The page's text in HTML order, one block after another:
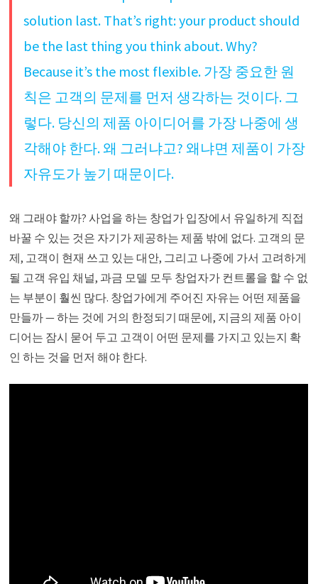
solution last. That’s right: your product should
be the last thing you think about. Why?
Because it’s the most flexible. 가장 중요한 원
칙은 고객의 문제를 먼저 생각하는 것이다. 그
렇다. 당신의 제품 아이디어를 가장 나중에 생
각해야 한다. 왜 그러냐고? 왜냐면 제품이 가장
자유도가 높기 때문이다.
왜 그래야 할까? 사업을 하는 창업가 입장에서 유일하게 직접
바꿀 수 있는 것은 자기가 제공하는 제품 밖에 없다. 고객의 문
제, 고객이 현재 쓰고 있는 대안, 그리고 나중에 가서 고려하게
될 고객 유입 채널, 과금 모델 모두 창업자가 컨트롤을 할 수 없
는 부분이 훨씬 많다. 창업가에게 주어진 자유는 어떤 제품을
만들까 — 하는 것에 거의 한정되기 때문에, 지금의 제품 아이
디어는 잠시 묻어 두고 고객이 어떤 문제를 가지고 있는지 확
인 하는 것을 먼저 해야 한다.